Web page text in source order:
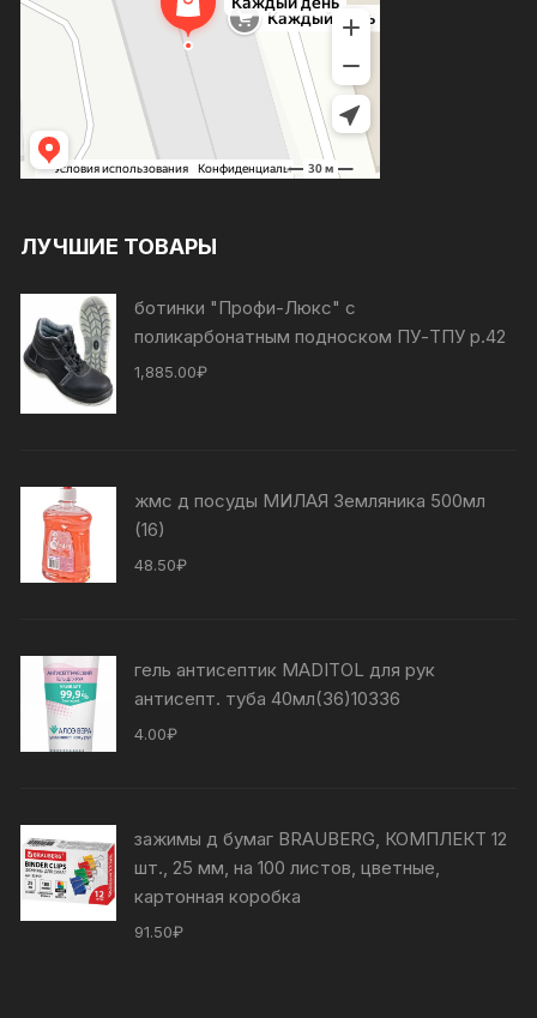
ЛУЧШИЕ ТОВАРЫ
ботинки "Профи-Люкс" с
поликарбонатным подноском ПУ-ТПУ р.42
1,885.00₽
жмс д посуды МИЛАЯ Земляника 500мл
(16)
48.50₽
гель антисептик MADITOL для рук
антисепт. туба 40мл(36)10336
4.00₽
зажимы д бумаг BRAUBERG, КОМПЛЕКТ 12
шт., 25 мм, на 100 листов, цветные,
картонная коробка
91.50₽